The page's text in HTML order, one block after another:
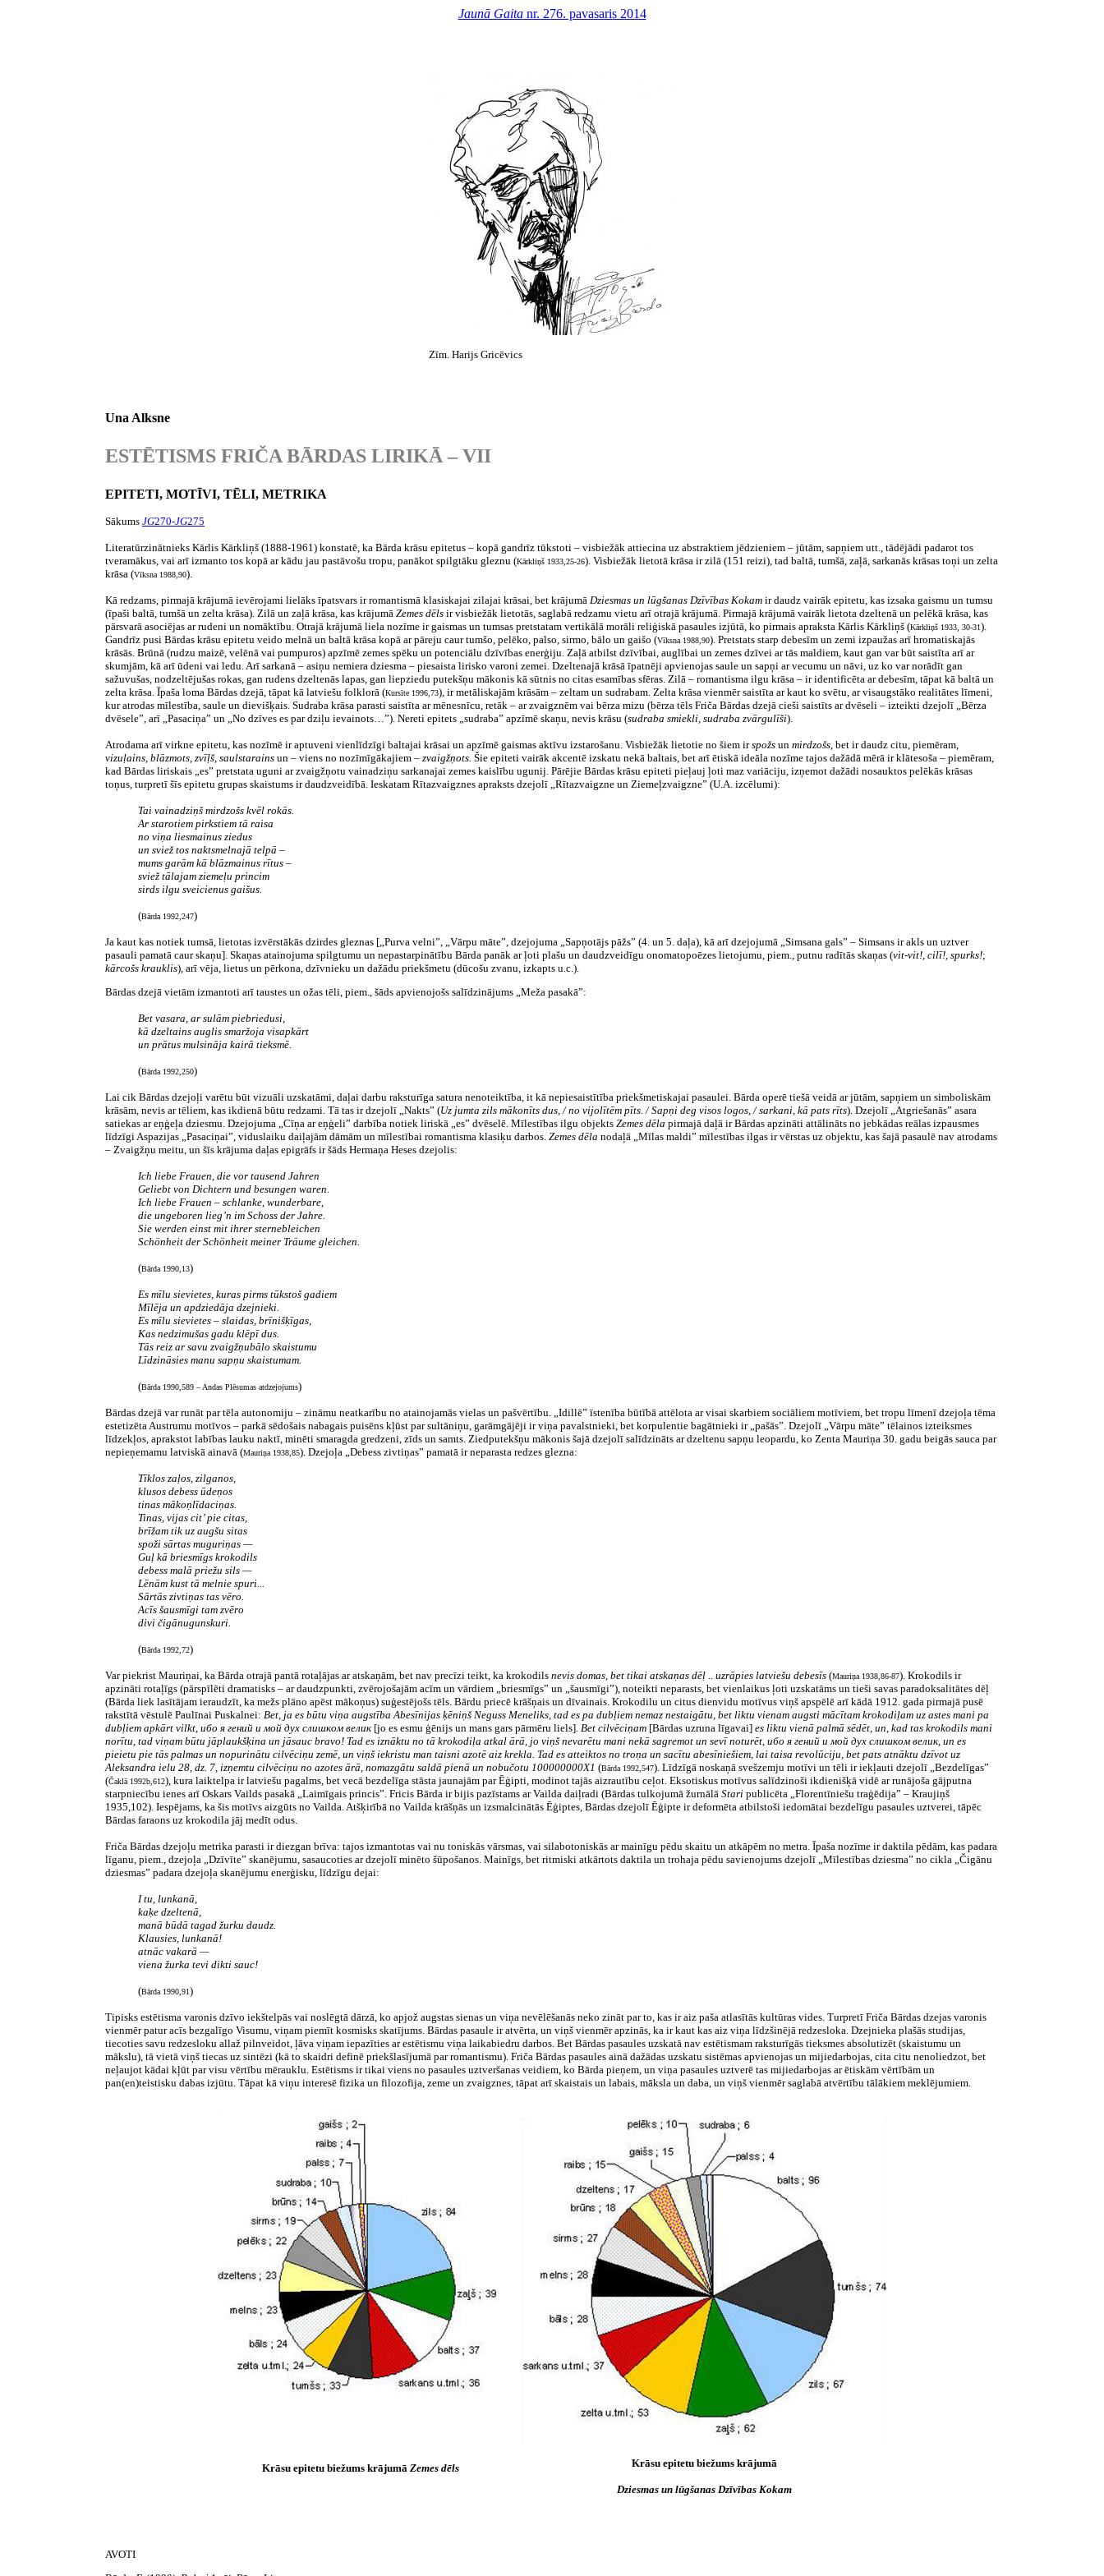
Jaunā Gaitanr. 276. pavasaris 2014
Zīm. Harijs Gricēvics
Una Alksne
ESTĒTISMS FRIČA BĀRDAS LIRIKĀ – VII
EPITETI, MOTĪVI, TĒLI, METRIKA
Sākums JG270-JG275
Literatūrzinātnieks Kārlis Kārkliņš (1888-1961) konstatē, ka Bārda krāsu epitetus – kopā gandrīz tūkstoti – visbiežāk attiecina uz abstraktiem jēdzieniem – jūtām, sapņiem utt., tādējādi padarot tos
tveramākus, vai arī izmanto tos kopā ar kādu jau pastāvošu tropu, panākot spilgtāku gleznu (Kārkliņš 1933,25-26). Visbiežāk lietotā krāsa ir zilā (151 reizi), tad baltā, tumšā, zaļā, sarkanās krāsas toņi un zelta
krāsa (Vīksna 1988,90).
Kā redzams, pirmajā krājumā ievērojami lielāks īpatsvars ir romantismā klasiskajai zilajai krāsai, bet krājumā Dziesmas un lūgšanas Dzīvības Kokam ir daudz vairāk epitetu, kas izsaka gaismu un tumsu
(īpaši baltā, tumšā un zelta krāsa). Zilā un zaļā krāsa, kas krājumā Zemes dēls ir visbiežāk lietotās, saglabā redzamu vietu arī otrajā krājumā. Pirmajā krājumā vairāk lietota dzeltenā un pelēkā krāsa, kas
pārsvarā asociējas ar rudeni un nomāktību. Otrajā krājumā liela nozīme ir gaismas un tumsas pretstatam vertikālā morāli reliģiskā pasaules izjūtā, ko pirmais apraksta Kārlis Kārkliņš (Kārkliņš 1933, 30-31).
Gandrīz pusi Bārdas krāsu epitetu veido melnā un baltā krāsa kopā ar pāreju caur tumšo, pelēko, palso, sirmo, bālo un gaišo (Vīksna 1988,90). Pretstats starp debesīm un zemi izpaužas arī hromatiskajās
krāsās. Brūnā (rudzu maizē, velēnā vai pumpuros) apzīmē zemes spēku un potenciālu dzīvības enerģiju. Zaļā atbilst dzīvībai, auglībai un zemes dzīvei ar tās maldiem, kaut gan var būt saistīta arī ar
skumjām, kā arī ūdeni vai ledu. Arī sarkanā – asiņu nemiera dziesma – piesaista lirisko varoni zemei. Dzeltenajā krāsā īpatnēji apvienojas saule un sapņi ar vecumu un nāvi, uz ko var norādīt gan
sažuvušas, nodzeltējušas rokas, gan rudens dzeltenās lapas, gan liepziedu putekšņu mākonis kā sūtnis no citas esamības sfēras. Zilā – romantisma ilgu krāsa – ir identificēta ar debesīm, tāpat kā baltā un
zelta krāsa. Īpaša loma Bārdas dzejā, tāpat kā latviešu folklorā (Kursīte 1996,73), ir metāliskajām krāsām – zeltam un sudrabam. Zelta krāsa vienmēr saistīta ar kaut ko svētu, ar visaugstāko realitātes līmeni,
kur atrodas mīlestība, saule un dievišķais. Sudraba krāsa parasti saistīta ar mēnesnīcu, retāk – ar zvaigznēm vai bērza mizu (bērza tēls Friča Bārdas dzejā cieši saistīts ar dvēseli – izteikti dzejolī „Bērza
dvēsele”, arī „Pasaciņa” un „No dzīves es par dziļu ievainots…”). Nereti epitets „sudraba” apzīmē skaņu, nevis krāsu (sudraba smiekli, sudraba zvārgulīši).
Atrodama arī virkne epitetu, kas nozīmē ir aptuveni vienlīdzīgi baltajai krāsai un apzīmē gaismas aktīvu izstarošanu. Visbiežāk lietotie no šiem irspožs un mirdzošs, bet ir daudz citu, piemēram,
vizuļains, blāzmots, zvīļš, saulstarains un – viens no nozīmīgākajiem – zvaigžņots. Šie epiteti vairāk akcentē izskatu nekā baltais, bet arī ētiskā ideāla nozīme tajos dažādā mērā ir klātesoša – piemēram,
kad Bārdas liriskais „es” pretstata uguni ar zvaigžņotu vainadziņu sarkanajai zemes kaislību ugunij. Pārējie Bārdas krāsu epiteti pieļauj ļoti maz variāciju, izņemot dažādi nosauktos pelēkās krāsas
toņus, turpretī šīs epitetu grupas skaistums ir daudzveidībā. Ieskatam Rītazvaigznes apraksts dzejolī „Rītazvaigzne un Ziemeļzvaigzne” (U.A. izcēlumi):
Tai vainadziņš mirdzošs kvēl rokās.
Ar starotiem pirkstiem tā raisa
no viņa liesmainus ziedus
un sviež tos naktsmelnajā telpā –
mums garām kā blāzmainus rītus –
sviež tālajam ziemeļu princim
sirds ilgu sveicienus gaišus.
(Bārda 1992,247)
Ja kaut kas notiek tumsā, lietotas izvērstākās dzirdes gleznas [„Purva velni”, „Vārpu māte”, dzejojuma „Sapņotājs pāžs” (4. un 5. daļa), kā arī dzejojumā „Simsana gals” – Simsans ir akls un uztver
pasauli pamatā caur skaņu]. Skaņas atainojuma spilgtumu un nepastarpinātību Bārda panāk ar ļoti plašu un daudzveidīgu onomatopoēzes lietojumu, piem., putnu radītās skaņas (vit-vit!, cilī!, spurks!;
kārcošs krauklis), arī vēja, lietus un pērkona, dzīvnieku un dažādu priekšmetu (dūcošu zvanu, izkapts u.c.).
Bārdas dzejā vietām izmantoti arī taustes un ožas tēli, piem., šāds apvienojošs salīdzinājums „Meža pasakā”:
Bet vasara, ar sulām piebriedusi,
kā dzeltains auglis smaržoja visapkārt
un prātus mulsināja kairā tieksmē.
(Bārda 1992,250)
Lai cik Bārdas dzejoļi varētu būt vizuāli uzskatāmi, daļai darbu raksturīga satura nenoteiktība, it kā nepiesaistītība priekšmetiskajai pasaulei. Bārda operē tiešā veidā ar jūtām, sapņiem un simboliskām
krāsām, nevis ar tēliem, kas ikdienā būtu redzami. Tā tas ir dzejolī „Nakts” (Uz jumta zils mākonīts dus, / no vijolītēm pīts. / Sapņi deg visos logos, / sarkani, kā pats rīts). Dzejolī „Atgriešanās” asara
satiekas ar eņģeļa dziesmu. Dzejojuma „Cīņa ar eņģeli” darbība notiek liriskā „es” dvēselē. Mīlestības ilgu objekts Zemes dēla pirmajā daļā ir Bārdas apzināti attālināts no jebkādas reālas izpausmes
līdzīgi Aspazijas „Pasaciņai”, viduslaiku daiļajām dāmām un mīlestībai romantisma klasiķu darbos. Zemes dēla nodaļā „Mīlas maldi” mīlestības ilgas ir vērstas uz objektu, kas šajā pasaulē nav atrodams
– Zvaigžņu meitu, un šīs krājuma daļas epigrāfs ir šāds Hermaņa Heses dzejolis:
Ich liebe Frauen, die vor tausend Jahren
Geliebt von Dichtern und besungen waren.
Ich liebe Frauen – schlanke, wunderbare,
die ungeboren lieg’n im Schoss der Jahre.
Sie werden einst mit ihrer sternebleichen
Schönheit der Schönheit meiner Träume gleichen.
(Bārda 1990,13)
Es mīlu sievietes, kuras pirms tūkstoš gadiem
Mīlēja un apdziedāja dzejnieki.
Es mīlu sievietes – slaidas, brīnišķīgas,
Kas nedzimušas gadu klēpī dus.
Tās reiz ar savu zvaigžņubālo skaistumu
Līdzināsies manu sapņu skaistumam.
(Bārda 1990,589 – Andas Plēsumas atdzejojums)
Bārdas dzejā var runāt par tēla autonomiju – zināmu neatkarību no atainojamās vielas un pašvērtību. „Idillē” īstenība būtībā attēlota ar visai skarbiem sociāliem motīviem, bet tropu līmenī dzejoļa tēma
estetizēta Austrumu motīvos – parkā sēdošais nabagais puisēns kļūst par sultāniņu, garāmgājēji ir viņa pavalstnieki, bet korpulentie bagātnieki ir „pašās”. Dzejolī „Vārpu māte” tēlainos izteiksmes
līdzekļos, aprakstot labības lauku naktī, minēti smaragda gredzeni, zīds un samts. Ziedputekšņu mākonis šajā dzejolī salīdzināts ar dzeltenu sapņu leopardu, ko Zenta Mauriņa 30. gadu beigās sauca par
nepieņemamu latviskā ainavā (Mauriņa 1938,85). Dzejoļa „Debess zivtiņas” pamatā ir neparasta redzes glezna:
Tīklos zaļos, zilganos,
klusos debess ūdeņos
tinas mākoņlīdaciņas.
Tinas, vijas cit’ pie citas,
brīžam tik uz augšu sitas
spoži sārtas muguriņas —
Guļ kā briesmīgs krokodils
debess malā priežu sils —
Lēnām kust tā melnie spuri...
Sārtās zivtiņas tas vēro.
Acīs šausmīgi tam zvēro
divi čigānugunskuri.
(Bārda 1992,72)
Var piekrist Mauriņai, ka Bārda otrajā pantā rotaļājas ar atskaņām, bet nav precīzi teikt, ka krokodils nevis domas, bet tikai atskaņas dēļ .. uzrāpies latviešu debesīs (Mauriņa 1938,86-87). Krokodils ir
apzināti rotaļīgs (pārspīlēti dramatisks – ar daudzpunkti, zvērojošajām acīm un vārdiem „briesmīgs” un „šausmīgi”), noteikti neparasts, bet vienlaikus ļoti uzskatāms un tieši savas paradoksalitātes dēļ
(Bārda liek lasītājam ieraudzīt, ka mežs plāno apēst mākoņus) suģestējošs tēls. Bārdu priecē krāšņais un dīvainais. Krokodilu un citus dienvidu motīvus viņš apspēlē arī kādā 1912. gada pirmajā pusē
rakstītā vēstulē Paulīnai Puskalnei: Bet, ja es būtu viņa augstība Abesīnijas ķēniņš Neguss Meneliks, tad es pa dubļiem nemaz nestaigātu, bet liktu vienam augsti mācītam krokodiļam uz astes mani pa
dubļiem apkārt vilkt, ибо я гений и мой дух слишком велик [jo es esmu ģēnijs un mans gars pārmēru liels]. Bet cilvēciņam [Bārdas uzruna līgavai] es liktu vienā palmā sēdēt, un, kad tas krokodils mani
norītu, tad viņam būtu jāplaukšķina un jāsauc bravo! Tad es iznāktu no tā krokodiļa atkal ārā, jo viņš nevarētu mani nekā sagremot un sevī noturēt, ибо я гений и мой дух слишком велик, un es
pieietu pie tās palmas un nopurinātu cilvēciņu zemē, un viņš iekristu man taisni azotē aiz krekla. Tad es atteiktos no troņa un sacītu abesīniešiem, lai taisa revolūciju, bet pats atnāktu dzīvot uz
Aleksandra ielu 28, dz. 7, izņemtu cilvēciņu no azotes ārā, nomazgātu saldā pienā un nobučotu 100000000X1 (Bārda 1992,547). Līdzīgā noskaņā svešzemju motīvi un tēli ir iekļauti dzejolī „Bezdelīgas”
(Čaklā 1992b,612), kura laiktelpa ir latviešu pagalms, bet vecā bezdelīga stāsta jaunajām par Ēģipti, modinot tajās aizrautību ceļot. Eksotiskus motīvus salīdzinoši ikdienišķā vidē ar runājoša gājputna
starpniecību ienes arī Oskars Vailds pasakā „Laimīgais princis”. Fricis Bārda ir bijis pazīstams ar Vailda daiļradi (Bārdas tulkojumā žurnālā Stari publicēta „Florentīniešu traģēdija” – Kraujiņš
1935,102). Iespējams, ka šis motīvs aizgūts no Vailda. Atšķirībā no Vailda krāšņās un izsmalcinātās Ēģiptes, Bārdas dzejolī Ēģipte ir deformēta atbilstoši iedomātai bezdelīgu pasaules uztverei, tāpēc
Bārdas faraons uz krokodila jāj medīt odus.
Friča Bārdas dzejoļu metrika parasti ir diezgan brīva: tajos izmantotas vai nu toniskās vārsmas, vai silabotoniskās ar mainīgu pēdu skaitu un atkāpēm no metra. Īpaša nozīme ir daktila pēdām, kas padara
līganu, piem., dzejoļa „Dzīvīte” skanējumu, sasaucoties ar dzejolī minēto šūpošanos. Mainīgs, bet ritmiski atkārtots daktila un trohaja pēdu savienojums dzejolī „Mīlestības dziesma” no cikla „Čigānu
dziesmas” padara dzejoļa skanējumu enerģisku, līdzīgu dejai:
I tu, lunkanā,
kaķe dzeltenā,
manā būdā tagad žurku daudz.
Klausies, lunkanā!
atnāc vakarā —
viena žurka tevi dikti sauc!
(Bārda 1990,91)
Tipisks estētisma varonis dzīvo iekštelpās vai noslēgtā dārzā, ko apjož augstas sienas un viņa nevēlēšanās neko zināt par to, kas ir aiz paša atlasītās kultūras vides. Turpretī Friča Bārdas dzejas varonis
vienmēr patur acīs bezgalīgo Visumu, viņam piemīt kosmisks skatījums. Bārdas pasaule ir atvērta, un viņš vienmēr apzinās, ka ir kaut kas aiz viņa līdzšinējā redzesloka. Dzejnieka plašās studijas,
tiecoties savu redzesloku allaž pilnveidot, ļāva viņam iepazīties ar estētismu viņa laikabiedru darbos. Bet Bārdas pasaules uzskatā nav estētismam raksturīgās tieksmes absolutizēt (skaistumu un
mākslu), tā vietā viņš tiecas uz sintēzi (kā to skaidri definē priekšlasījumā par romantismu). Friča Bārdas pasaules ainā dažādas uzskatu sistēmas apvienojas un mijiedarbojas, cita citu nenoliedzot, bet
neļaujot kādai kļūt par visu vērtību mērauklu. Estētisms ir tikai viens no pasaules uztveršanas veidiem, ko Bārda pieņem, un viņa pasaules uztverē tas mijiedarbojas ar ētiskām vērtībām un
pan(en)teistisku dabas izjūtu. Tāpat kā viņu interesē fizika un filozofija, zeme un zvaigznes, tāpat arī skaistais un labais, māksla un daba, un viņš vienmēr saglabā atvērtību tālākiem meklējumiem.
Krāsu epitetu biežums krājumā Zemes dēls Krāsu epitetu biežums krājumā
Dziesmas un lūgšanas Dzīvības Kokam
AVOTI